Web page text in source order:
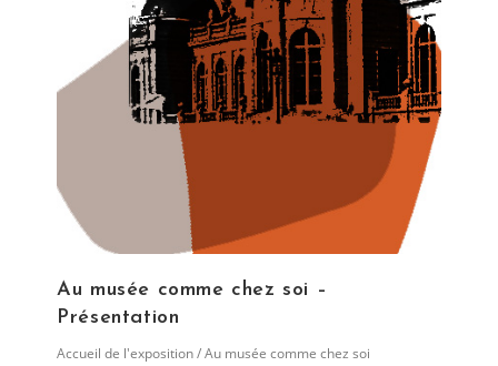
Au musée comme chez soi –
Présentation
Post
Accueil de l'exposition/Au musée comme chez soi